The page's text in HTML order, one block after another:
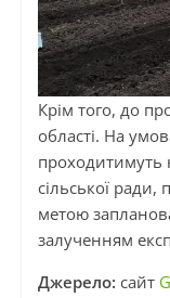
Крім того, до
області. На
проходитимуть
сільської ради,
метою
залученням
Джерело: сайт